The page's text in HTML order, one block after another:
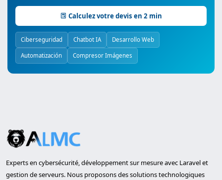
Calculez votre devis en 2 min
Ciberseguridad Chatbot IA Desarrollo Web
Automatización Compresor Imágenes
Experts en cybersécurité, développement sur mesure avec Laravel et
gestion de serveurs. Nous proposons des solutions technologiques